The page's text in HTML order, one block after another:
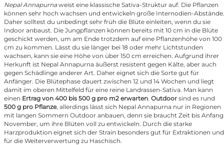
Nepal Annapurna weist eine klassische Sativa-Struktur auf. Die Pflanzen
können sehr hoch wachsen und entwickeln große Internodien-Abstände.
Daher solltest du unbedingt sehr früh die Blüte einleiten, wenn du sie
Indoor anbaust. Die Jungpflanzen können bereits mit 10 cm in die Blüte
geschickt werden, um am Ende trotzdem auf eine Pflanzenhöhe von 100
cm zu kommen. Lässt du sie länger bei 18 oder mehr Lichtstunden
wachsen, kann sie eine Höhe von über 150 cm erreichen. Aufgrund ihrer
Herkunft ist Nepal Annapurna äußerst resistent gegen Kälte, aber auch
gegen Schädlinge anderer Art. Daher eignet sich die Sorte gut für
Anfänger. Die Blütephase dauert zwischen 12 und 14 Wochen und liegt
damit im oberen Mittelfeld für eine reine Landrassen-Sativa. Man kann
einen Ertrag von 400 bis 500 g pro m2 erwarten. Outdoor sind es rund
500 g pro Pflanze, allerdings lässt sich Nepal Annapurna nur in Regionen
mit langen Sommern Outdoor anbauen, denn sie braucht Zeit bis Anfang
November, um ihre Blüten voll zu entwickeln. Durch die starke
Harzproduktion eignet sich der Strain besonders gut für Extraktionen und
für die Weiterverwertung zu Haschisch.